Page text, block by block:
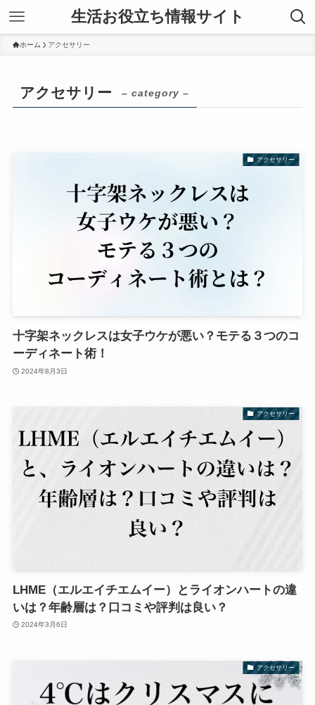
生活お役立ち情報サイト
ホーム アクセサリー
アクセサリー – category –
アクセサリー
十字架ネックレスは女子ウケが悪い？モテる３つのコ
ーディネート術！
2024年8月3日
アクセサリー
LHME（エルエイチエムイー）とライオンハートの違
いは？年齢層は？口コミや評判は良い？
2024年3月6日
アクセサリー